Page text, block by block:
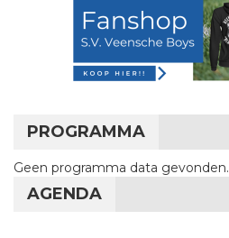
PROGRAMMA
Geen programma data gevonden.
AGENDA